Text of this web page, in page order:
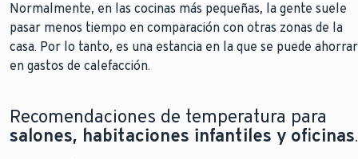
Normalmente, en las cocinas más pequeñas, la gente suele
pasar menos tiempo en comparación con otras zonas de la
casa. Por lo tanto, es una estancia en la que se puede ahorrar
en gastos de calefacción.
Recomendaciones de temperatura para
salones, habitaciones infantiles y oficinas.